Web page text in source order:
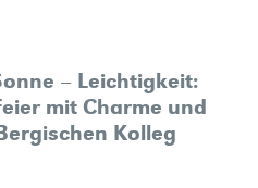
– Leichtigkeit:
mit Charme und
Kolleg